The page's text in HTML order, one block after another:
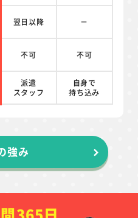
翌日以降 －
不可 不可
派遣
スタッフ
自身で
持ち込み
強み